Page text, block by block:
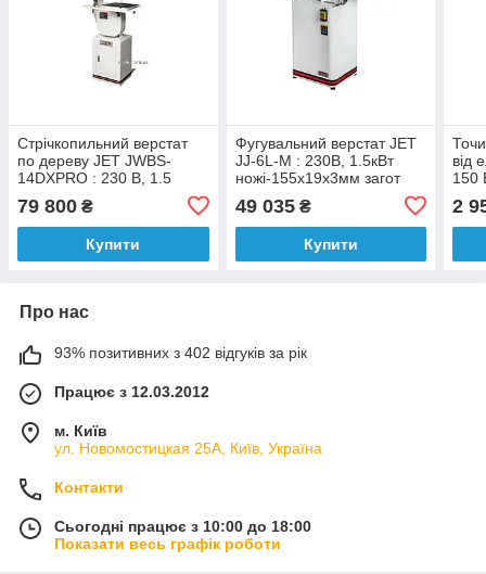
Стрічкопильний верстат
по дереву JET JWBS-
14DXPRO : 230 В, 1.5
(0,93) кВт; полотно 2667х
3-19 мм
79 800 ₴
Купити
Фугувальний верстат JET
JJ-6L-M : 230В, 1.5кВт
ножі-155х19х3мм загот
49 035₴
Купити
від
150
2
Про нас
93% позитивних з 402 відгуків за рік
Працює з 12.03.2012
м. Київ
ул. Новомостицкая 25А, Київ, Україна
Контакти
Сьогодні працює з 10:00 до 18:00
Показати весь графік роботи